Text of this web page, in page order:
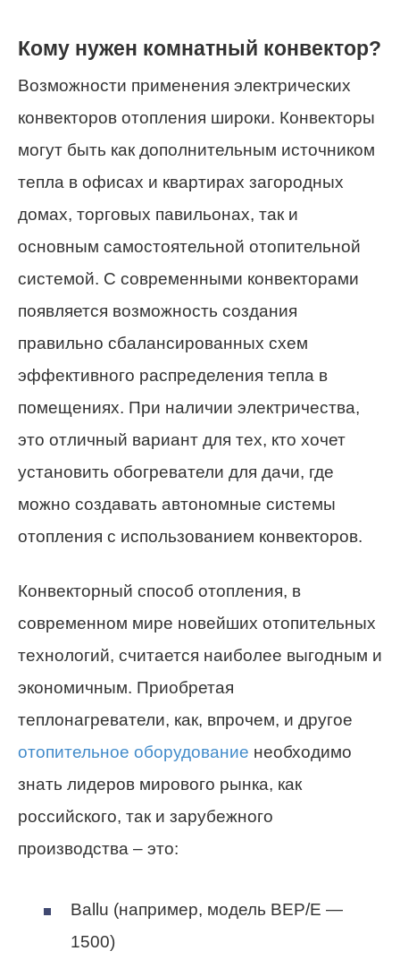
Кому нужен комнатный конвектор?
Возможности применения электрических
конвекторов отопления широки. Конвекторы
могут быть как дополнительным источником
тепла в офисах и квартирах загородных
домах, торговых павильонах, так и
основным самостоятельной отопительной
системой. С современными конвекторами
появляется возможность создания
правильно сбалансированных схем
эффективного распределения тепла в
помещениях. При наличии электричества,
это отличный вариант для тех, кто хочет
установить обогреватели для дачи, где
можно создавать автономные системы
отопления с использованием конвекторов.
Конвекторный способ отопления, в
современном мире новейших отопительных
технологий, считается наиболее выгодным и
экономичным. Приобретая
теплонагреватели, как, впрочем, и другое
отопительное оборудование необходимо
знать лидеров мирового рынка, как
российского, так и зарубежного
производства – это:
Ballu (например, модель BEP/E —
1500)